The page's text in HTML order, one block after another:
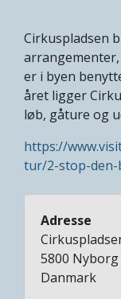
Cirkuspladsen
er i byen
året ligger
løb, gåture og
https://
tur/2-stop-den-
Adresse
5800 Nyborg
Danmark